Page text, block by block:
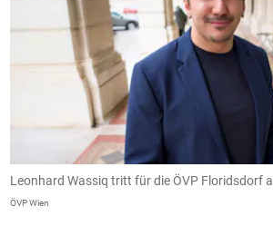
Leonhard Wassiq tritt für die ÖVP Floridsdorf
ÖVP Wien